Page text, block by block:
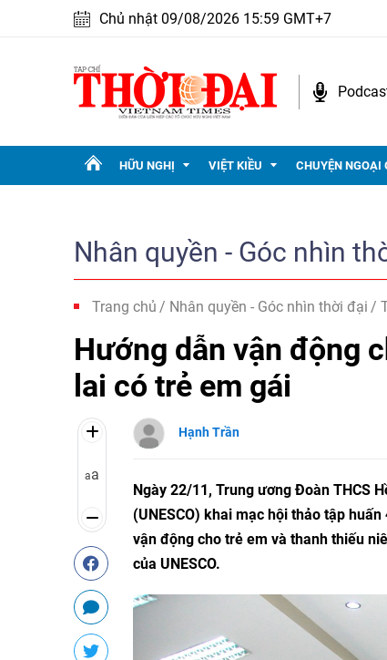
Chủ nhật 09/08/2026 15:59 GMT+7
HỮU NGHỊ VIỆT KIỀU CHUYỆN NGOẠI
Nhân quyền - Góc nhìn
Trang chủ Nhân quyền - Góc nhìn thời đại
Hướng dẫn vận động
lai có trẻ em gái
aa
Hạnh Trần
Ngày 22/11, Trung ương Đoàn THCS
(UNESCO) khai mạc hội thảo tập
vận động cho trẻ em và thanh thiếu
của UNESCO.